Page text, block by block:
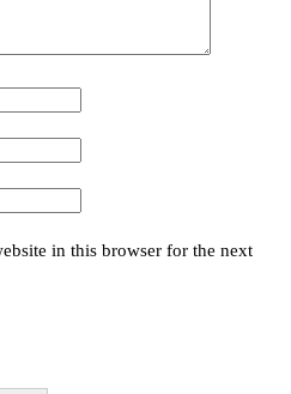
in this browser for the next